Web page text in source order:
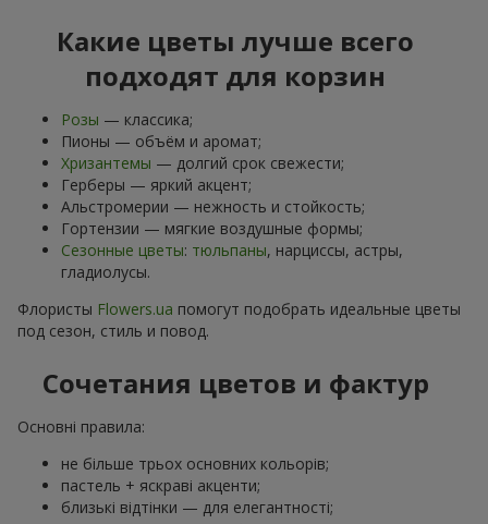
Какие цветы лучше всего
подходят для корзин
Розы — классика;
Пионы — объём и аромат;
Хризантемы — долгий срок свежести;
Герберы — яркий акцент;
Альстромерии — нежность и стойкость;
Гортензии — мягкие воздушные формы;
Сезонные цветы: тюльпаны, нарциссы, астры,
гладиолусы.
Флористы Flowers.ua помогут подобрать идеальные цветы
под сезон, стиль и повод.
Сочетания цветов и фактур
Основні правила:
не більше трьох основних кольорів;
пастель + яскраві акценти;
близькі відтінки — для елегантності;